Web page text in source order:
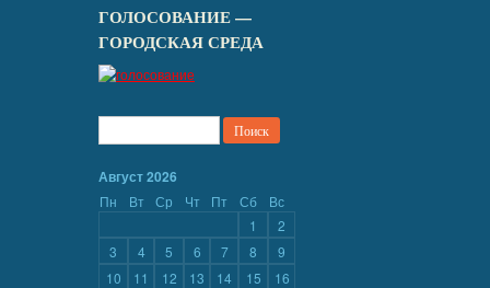
ГОЛОСОВАНИЕ —
ГОРОДСКАЯ СРЕДА
Август 2026
Пн Вт Ср Чт Пт Сб Вс
1
2
3
4 5 6 7 8
9
10
11 12 13 14 15
16